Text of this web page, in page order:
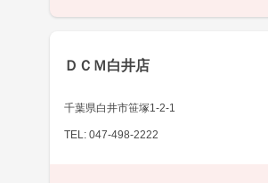
ＤＣＭ白井店
千葉県白井市笹塚1-2-1
TEL: 047-498-2222